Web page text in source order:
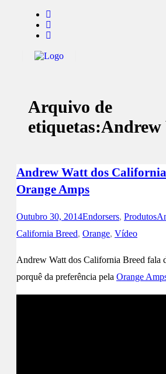
Notícias
Marcas
Pontos de Venda
Contactos
Arquivo de
etiquetas:Andrew
Andrew Watt dos
Orange Amps
Outubro 30, 2014Endorsers, Produtos
California Breed, Orange, Vídeo
Andrew Watt dos California Breed fala
porquê da preferência pela Orange